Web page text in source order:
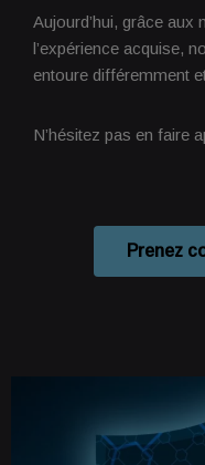
Aujourd’hui, grâce aux
l’expérience acquise,
entoure différemment
N’hésitez pas en faire
Prenez